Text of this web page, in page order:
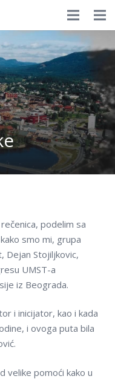
podelim sa
smo mi, grupa
Dejan Stojiljkovic,
UMST-a
iz Beograda.
i inicijator, kao i kada
i ovoga puta bila
velike pomoći kako u